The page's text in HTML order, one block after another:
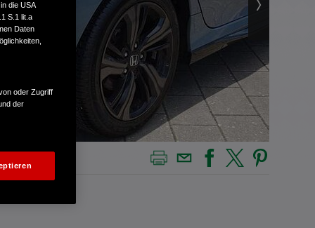
die USA
S.1 lit.a
Daten
oder Zugriff
der